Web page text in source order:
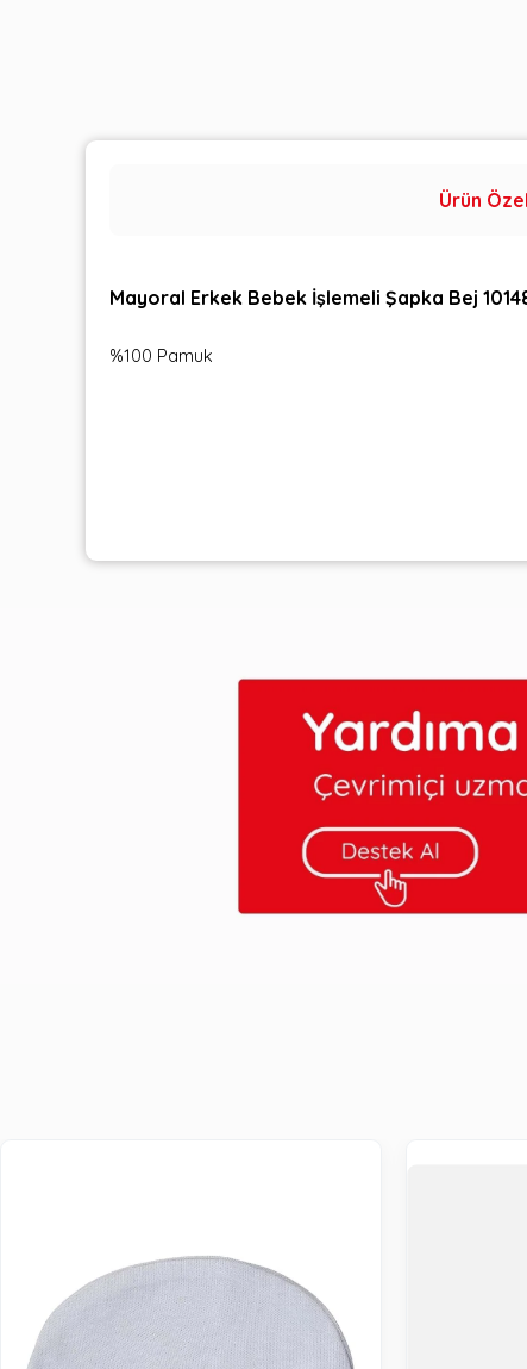
Ürün
Mayoral Erkek Bebek İşlemeli Şapka Bej
%100 Pamuk